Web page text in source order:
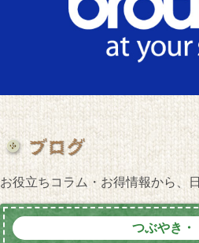
お役立ちコラム・お得情報から、
つぶやき・